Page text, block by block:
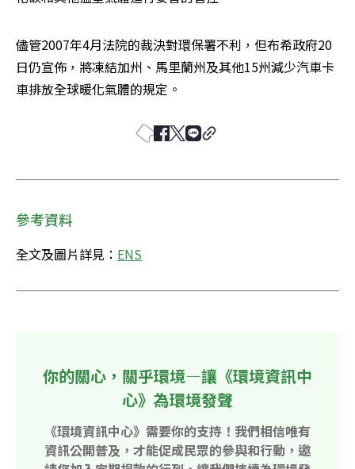
儘管2007年4月法院的裁決對環保署不利，但布希政府20
日仍宣佈，將凍結加州、馬里蘭州及其他15州減少汽車卡
車排放全球暖化氣體的規定。
參考資料
全文及圖片詳見： ENS
你的關心，關乎環境—讓《環境資訊中
心》為環境發聲
《環境資訊中心》需要你的支持！我們相信唯有
資訊公開普及，才能促成民眾的參與和行動，邀